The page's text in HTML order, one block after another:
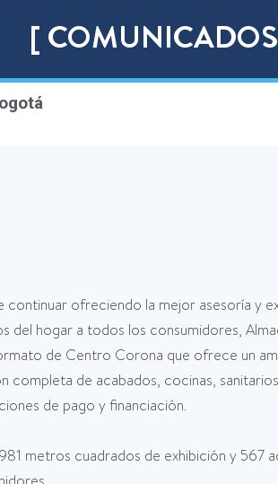
[
ofreciendo la mejor asesoría y
del hogar a todos los consumidores,
de Centro Corona que ofrece un
completa de acabados, cocinas,
de pago y financiación.
metros cuadrados de exhibición y 567